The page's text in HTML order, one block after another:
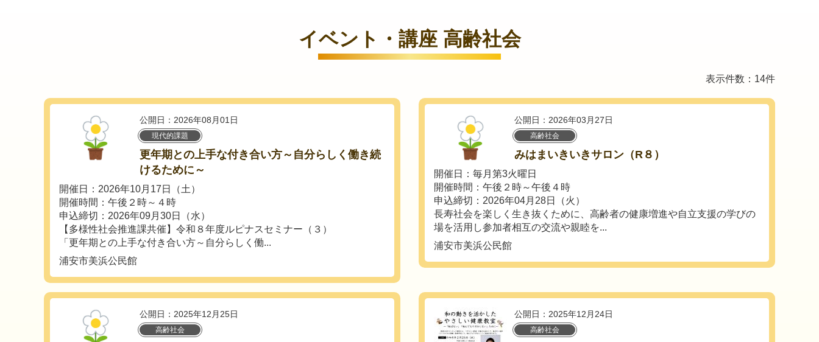
イベント・講座 高齢社会
表示件数：14件
公開日：2026年08月01日
現代的課題
更年期との上手な付き合い方～自分らしく働き続
けるために～
開催日：2026年10月17日（土）
開催時間：午後２時～４時
申込締切：2026年09月30日（水）
【多様性社会推進課共催】令和８年度ルピナスセミナー（３）
「更年期との上手な付き合い方～自分らしく働...
浦安市美浜公民館
公開日：2026年03月27日
高齢社会
みはまいきいきサロン（R８）
開催日：毎月第3火曜日
開催時間：午後２時～午後４時
申込締切：2026年04月28日（火）
長寿社会を楽しく生き抜くために、高齢者の健康増進や自立支援の学びの
場を活用し参加者相互の交流や親睦を...
浦安市美浜公民館
公開日：2025年12月25日
高齢社会
公開日：2025年12月24日
高齢社会